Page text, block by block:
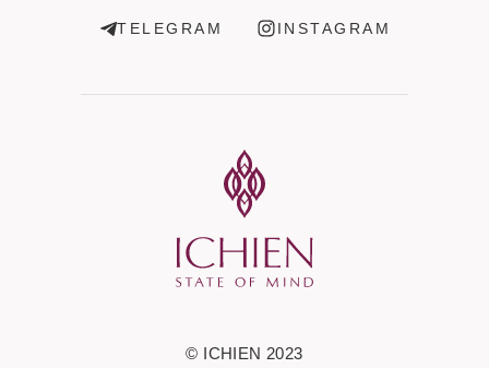
TELEGRAM INSTAGRAM
© ICHIEN 2023